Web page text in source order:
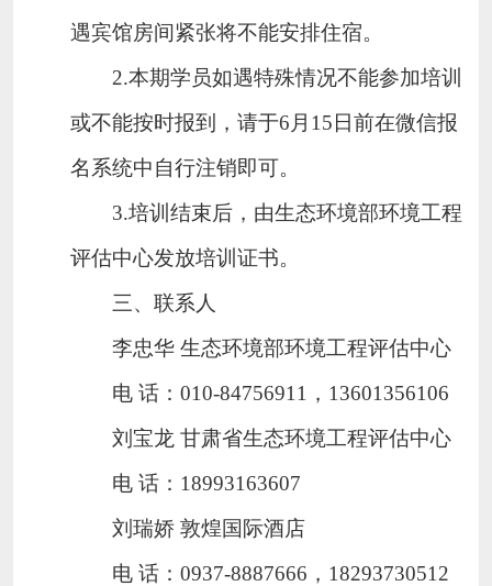
遇宾馆房间紧张将不能安排住宿。
2.本期学员如遇特殊情况不能参加培训
或不能按时报到，请于6月15日前在微信报
名系统中自行注销即可。
3.培训结束后，由生态环境部环境工程
评估中心发放培训证书。
三、联系人
李忠华 生态环境部环境工程评估中心
电 话：010-84756911，13601356106
刘宝龙 甘肃省生态环境工程评估中心
电 话： 18993163607
刘瑞娇 敦煌国际酒店
电 话：0937-8887666，18293730512